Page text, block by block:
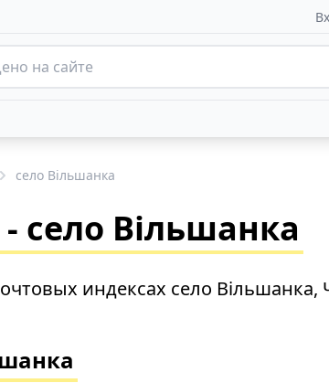
село Вільшанка
село Вільшанка
индексах село Вільшанка,